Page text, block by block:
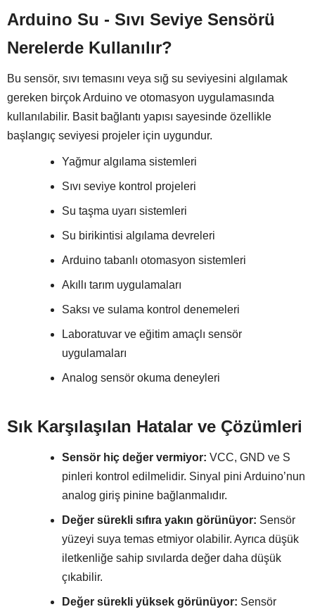
Arduino Su - Sıvı Seviye Sensörü
Nerelerde Kullanılır?
Bu sensör, sıvı temasını veya sığ su seviyesini algılamak
gereken birçok Arduino ve otomasyon uygulamasında
kullanılabilir. Basit bağlantı yapısı sayesinde özellikle
başlangıç seviyesi projeler için uygundur.
Yağmur algılama sistemleri
Sıvı seviye kontrol projeleri
Su taşma uyarı sistemleri
Su birikintisi algılama devreleri
Arduino tabanlı otomasyon sistemleri
Akıllı tarım uygulamaları
Saksı ve sulama kontrol denemeleri
Laboratuvar ve eğitim amaçlı sensör
uygulamaları
Analog sensör okuma deneyleri
Sık Karşılaşılan Hatalar ve Çözümleri
Sensör hiç değer vermiyor: VCC, GND ve S
pinleri kontrol edilmelidir. Sinyal pini Arduino’nun
analog giriş pinine bağlanmalıdır.
Değer sürekli sıfıra yakın görünüyor: Sensör
yüzeyi suya temas etmiyor olabilir. Ayrıca düşük
iletkenliğe sahip sıvılarda değer daha düşük
çıkabilir.
Değer sürekli yüksek görünüyor: Sensör